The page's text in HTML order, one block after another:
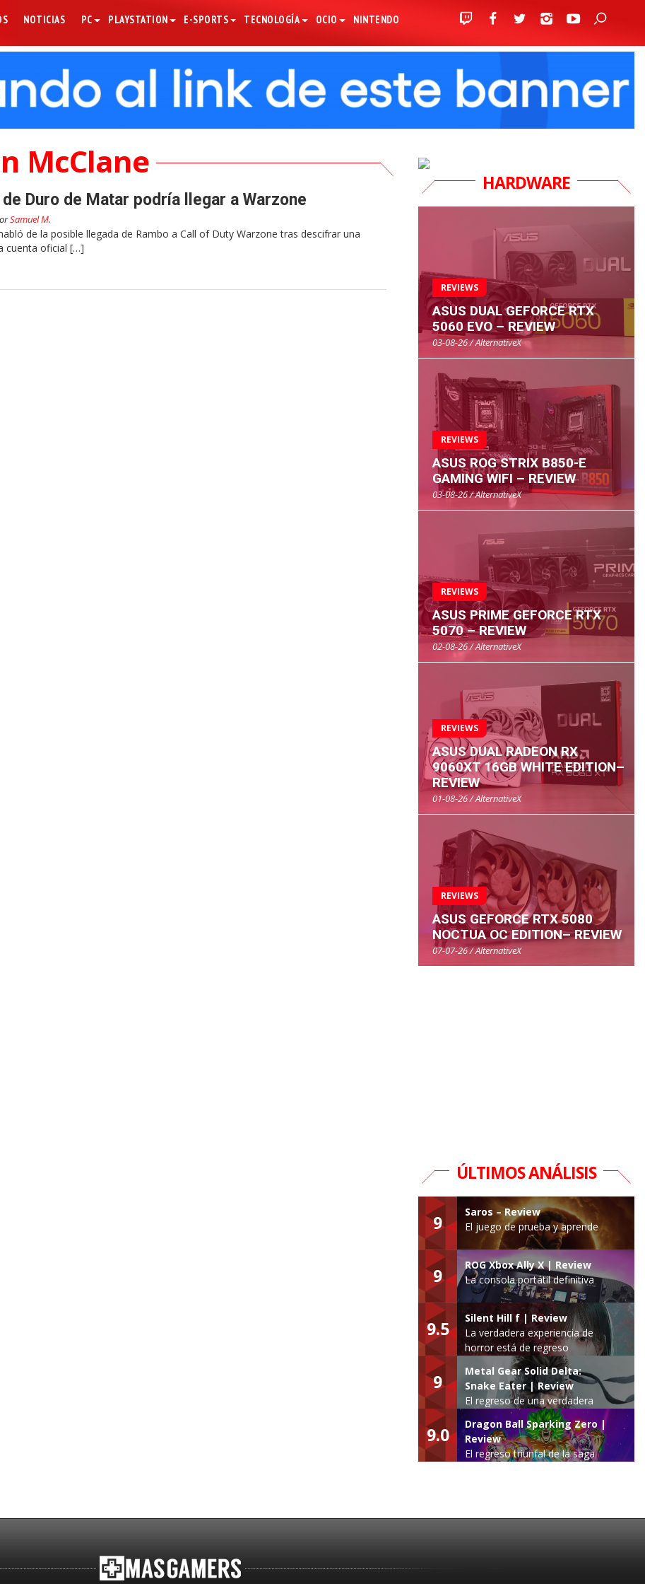
NOTICIAS PC PLAYSTATION E-SPORTS TECNOLOGÍA OCIO NINTENDO
McClane
Duro de Matar podría llegar a Warzone
Samuel M.
de la posible llegada de Rambo a Call of Duty Warzone tras descifrar una
cuenta oficial […]
HARDWARE
REVIEWS
ASUS DUAL GEFORCE RTX
5060 EVO – REVIEW
03-08-26 / AlternativeX
REVIEWS
ASUS ROG STRIX B850-E
GAMING WIFI – REVIEW
03-08-26 / AlternativeX
REVIEWS
ASUS PRIME GEFORCE RTX
5070 – REVIEW
02-08-26 / AlternativeX
REVIEWS
ASUS DUAL RADEON RX
9060XT 16GB WHITE EDITION–
REVIEW
01-08-26 / AlternativeX
REVIEWS
ASUS GEFORCE RTX 5080
NOCTUA OC EDITION– REVIEW
07-07-26 / AlternativeX
ÚLTIMOS ANÁLISIS
9
Saros – Review
El juego de prueba y aprende
9
ROG Xbox Ally X | Review
La consola portátil definitiva
9.5
Silent Hill f | Review
La verdadera experiencia de
horror está de regreso
9
Metal Gear Solid Delta:
Snake Eater | Review
El regreso de una verdadera
leyenda
9.0
Dragon Ball Sparking Zero |
Review
El regreso triunfal de la saga